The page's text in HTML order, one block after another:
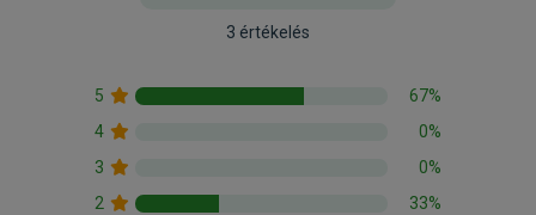
3 értékelés
5
67%
4
0%
3
0%
2
33%